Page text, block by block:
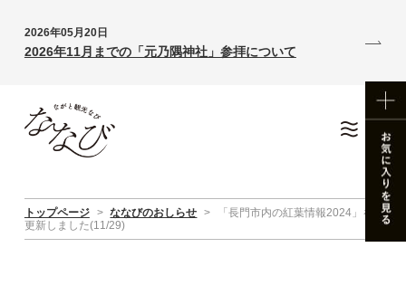
2026年05月20日
2026年11月までの「元乃隅神社」参拝について
トップページ > ななびのおしらせ >
「長門市内の紅葉情報2024」を
更新しました(11/29)